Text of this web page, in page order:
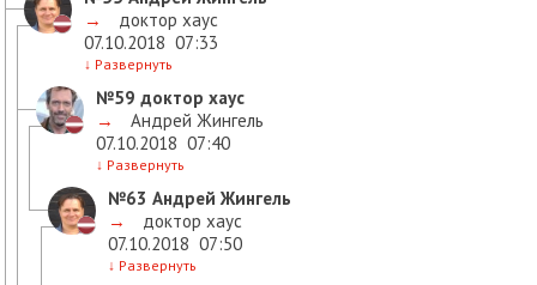
→
доктор хаус
07.10.2018 07:33
↓ Развернуть
№59 доктор хаус
→
Андрей Жингель
07.10.2018 07:40
↓ Развернуть
№63 Андрей Жингель
→
доктор хаус
07.10.2018 07:50
↓ Развернуть